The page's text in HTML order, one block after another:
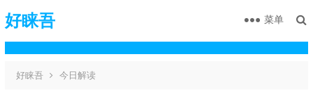
好睐吾 菜单
好睐吾 今日解读